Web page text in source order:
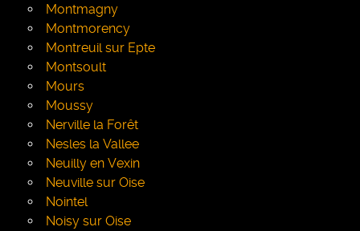
Montmagny
Montmorency
Montreuil sur Epte
Montsoult
Mours
Moussy
Nerville la Forêt
Nesles la Vallee
Neuilly en Vexin
Neuville sur Oise
Nointel
Noisy sur Oise